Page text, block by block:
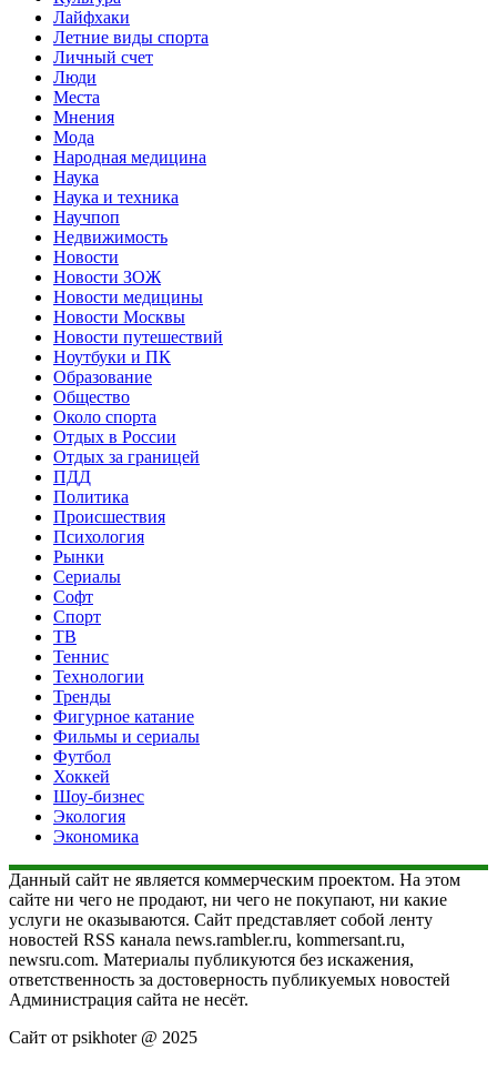
Лайфхаки
Летние виды спорта
Личный счет
Люди
Места
Мнения
Мода
Народная медицина
Наука
Наука и техника
Научпоп
Недвижимость
Новости
Новости ЗОЖ
Новости медицины
Новости Москвы
Новости путешествий
Ноутбуки и ПК
Образование
Общество
Около спорта
Отдых в России
Отдых за границей
ПДД
Политика
Происшествия
Психология
Рынки
Сериалы
Софт
Спорт
ТВ
Теннис
Технологии
Тренды
Фигурное катание
Фильмы и сериалы
Футбол
Хоккей
Шоу-бизнес
Экология
Экономика
Данный сайт не является коммерческим проектом. На этом
сайте ни чего не продают, ни чего не покупают, ни какие
услуги не оказываются. Сайт представляет собой ленту
новостей RSS канала news.rambler.ru, kommersant.ru,
newsru.com. Материалы публикуются без искажения,
ответственность за достоверность публикуемых новостей
Администрация сайта не несёт.
Сайт от psikhoter @ 2025